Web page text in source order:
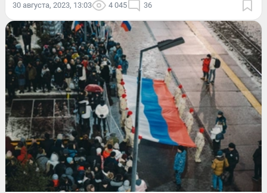
30 августа, 2023, 13:03 4 045 36